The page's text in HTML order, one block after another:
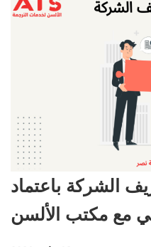
الشركة باعتماد
مع مكتب الألسن